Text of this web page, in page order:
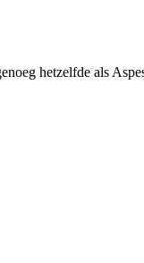
hetzelfde als